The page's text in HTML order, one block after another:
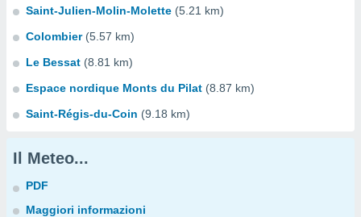
Saint-Julien-Molin-Molette (5.21 km)
Colombier (5.57 km)
Le Bessat (8.81 km)
Espace nordique Monts du Pilat (8.87 km)
Saint-Régis-du-Coin (9.18 km)
Il Meteo...
PDF
Maggiori informazioni